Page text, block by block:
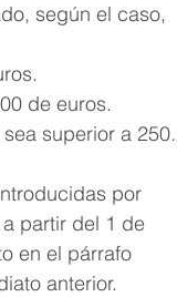
según el caso,
de euros.
superior a 250.
por
partir del 1 de
en el párrafo
anterior.